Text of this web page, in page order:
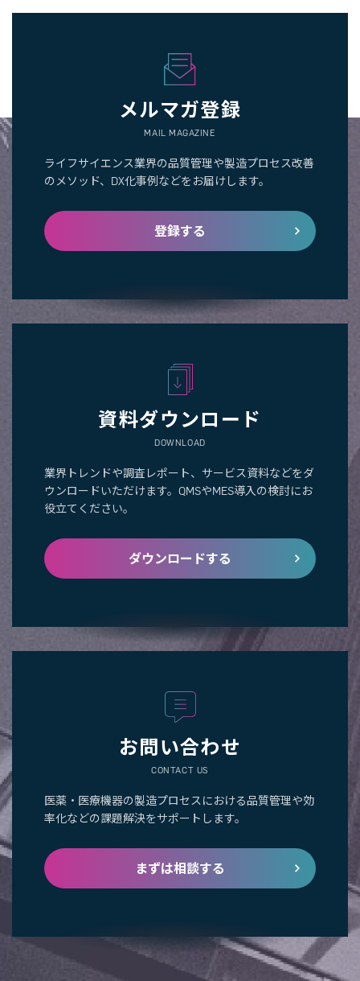
メルマガ登録
MAIL MAGAZINE
ライフサイエンス業界の品質管理や製造プロセス改善
のメソッド、DX化事例などをお届けします。
登録する
資料ダウンロード
DOWNLOAD
業界トレンドや調査レポート、サービス資料などをダ
ウンロードいただけます。QMSやMES導入の検討にお
役立てください。
ダウンロードする
お問い合わせ
CONTACT US
医薬・医療機器の製造プロセスにおける品質管理や効
率化などの課題解決をサポートします。
まずは相談する